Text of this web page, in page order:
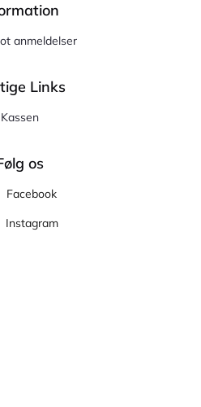
anmeldelser
Links
Kassen
os
Facebook
Instagram